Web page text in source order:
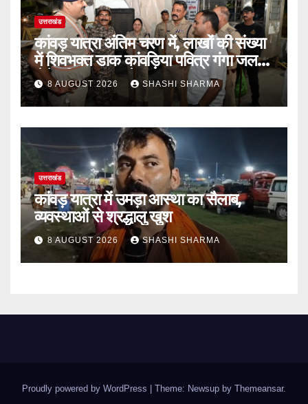
उत्तराखंड
कांवड़ यात्रा अंतिम चरण में, लाखों की संख्या
में शिवभक्त डाक कांवड़िया पवित्र गंगा जल
लेने हरिद्वार पहुंच रहे
8 AUGUST 2026 SHASHI SHARMA
उत्तराखंड
कांवड़ यात्रा में उमड़ा आस्था का सैलाब,
व्यवस्थाओं से श्रद्धालु खुश
8 AUGUST 2026 SHASHI SHARMA
Proudly powered by WordPress Theme: Newsup by Themeansar.